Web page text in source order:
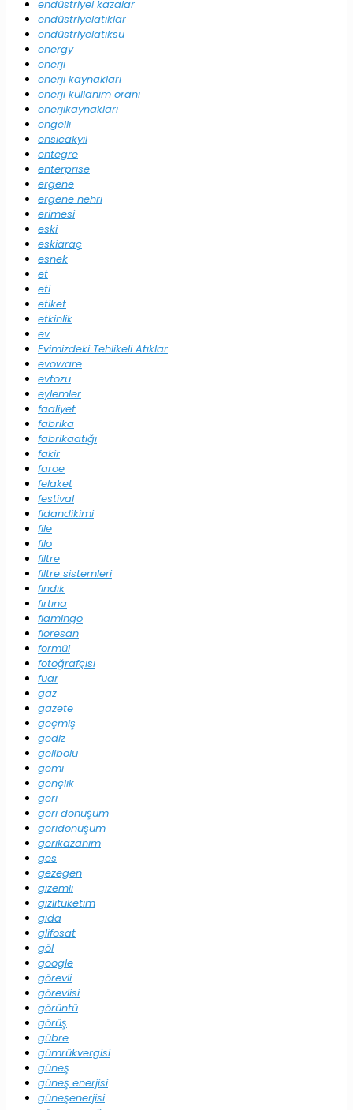
endüstriyel kazalar
endüstriyelatıklar
endüstriyelatıksu
energy
enerji
enerji kaynakları
enerji kullanım oranı
enerjikaynakları
engelli
ensıcakyıl
entegre
enterprise
ergene
ergene nehri
erimesi
eski
eskiaraç
esnek
et
eti
etiket
etkinlik
ev
Evimizdeki Tehlikeli Atıklar
evoware
evtozu
eylemler
faaliyet
fabrika
fabrikaatığı
fakir
faroe
felaket
festival
fidandikimi
file
filo
filtre
filtre sistemleri
fındık
fırtına
flamingo
floresan
formül
fotoğrafçısı
fuar
gaz
gazete
geçmiş
gediz
gelibolu
gemi
gençlik
geri
geri dönüşüm
geridönüşüm
gerikazanım
ges
gezegen
gizemli
gizlitüketim
gıda
glifosat
göl
google
görevli
görevlisi
görüntü
görüş
gübre
gümrükvergisi
güneş
güneş enerjisi
güneşenerjisi